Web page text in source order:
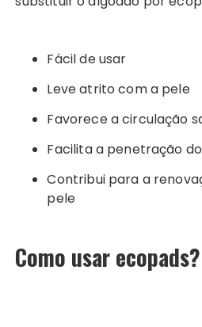
Fácil de usar
Leve atrito com a pele
Favorece a circulação
Facilita a penetração
Contribui para a
pele
Como usar ecopads?